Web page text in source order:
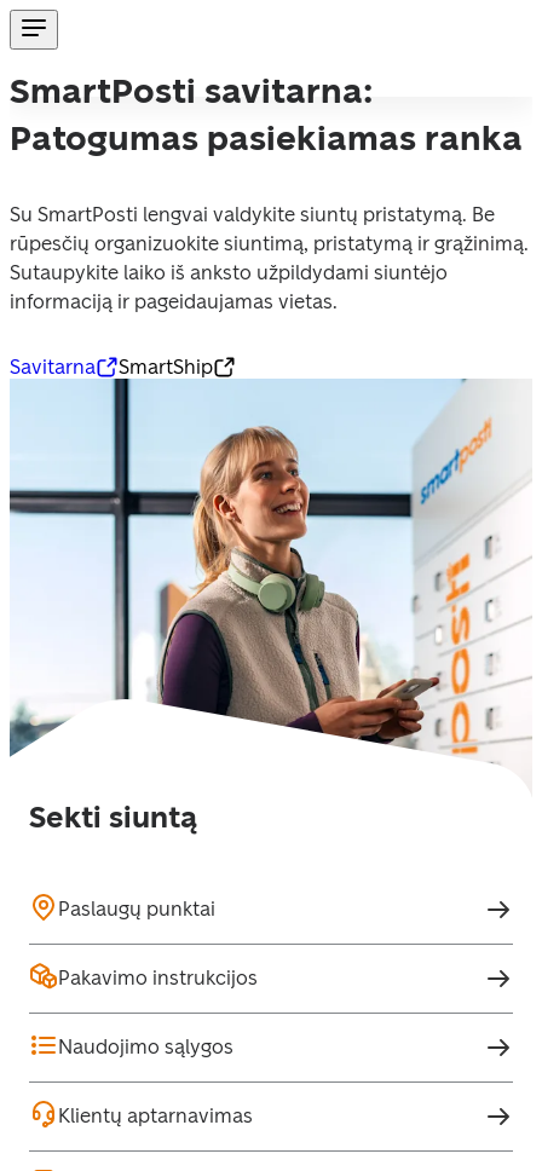
SmartPosti savitarna:
Patogumas pasiekiamas ranka
Su SmartPosti lengvai valdykite siuntų pristatymą. Be
rūpesčių organizuokite siuntimą, pristatymą ir grąžinimą.
Sutaupykite laiko iš anksto užpildydami siuntėjo
Savitarna SmartShip
Sekti siuntą
Paslaugų punktai
Pakavimo instrukcijos
Naudojimo sąlygos
Klientų aptarnavimas